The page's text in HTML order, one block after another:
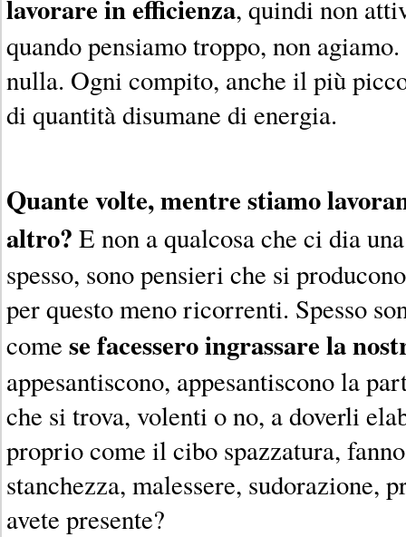
lavorare in efficienza, quindi non
quando pensiamo troppo, non
nulla. Ogni compito, anche il più
di quantità disumane di energia.
Quante volte, mentre stiamo
altro? E non a qualcosa che ci dia
spesso, sono pensieri che si
per questo meno ricorrenti. Spesso
come se facessero ingrassare la
appesantiscono, appesantiscono la
che si trova, volenti o no, a doverli
proprio come il cibo spazzatura,
stanchezza, malessere,
avete presente?